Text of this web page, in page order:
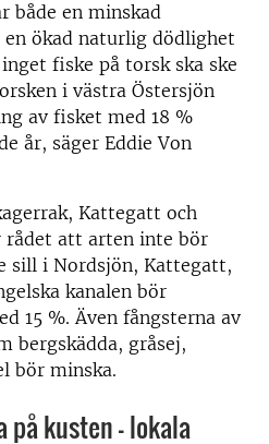
både en minskad
ökad naturlig dödlighet
fiske på torsk ska ske
i västra Östersjön
av fisket med 18 %
år, säger Eddie Von
Kattegatt och
rådet att arten inte bör
sill i Nordsjön, Kattegatt,
kanalen bör
15 %. Även fångsterna av
bergskädda, gråsej,
bör minska.
på kusten - lokala